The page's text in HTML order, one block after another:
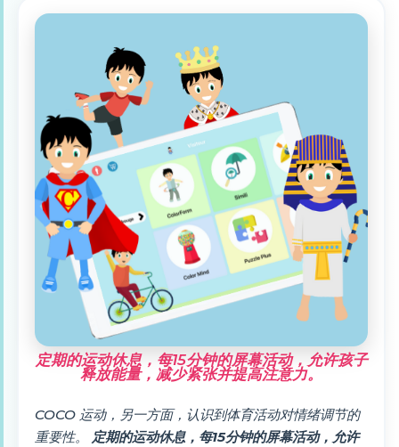
定期的运动休息，每15分钟的屏幕活动，允许孩子
释放能量，减少紧张并提高注意力。
COCO 运动，另一方面，认识到体育活动对情绪调节的
重要性。 定期的运动休息，每15分钟的屏幕活动，允许